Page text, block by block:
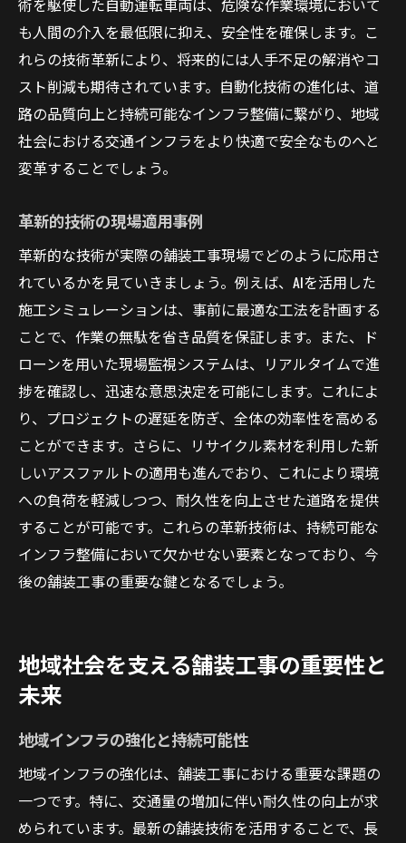
技術革新が切り開く新たな可能性
術を駆使した自動運転車両は、危険な作業環境において
も人間の介入を最低限に抑え、安全性を確保します。こ
れらの技術革新により、将来的には人手不足の解消やコ
スト削減も期待されています。自動化技術の進化は、道
路の品質向上と持続可能なインフラ整備に繋がり、地域
社会における交通インフラをより快適で安全なものへと
変革することでしょう。
革新的技術の現場適用事例
革新的な技術が実際の舗装工事現場でどのように応用さ
れているかを見ていきましょう。例えば、AIを活用した
施工シミュレーションは、事前に最適な工法を計画する
ことで、作業の無駄を省き品質を保証します。また、ド
ローンを用いた現場監視システムは、リアルタイムで進
捗を確認し、迅速な意思決定を可能にします。これによ
り、プロジェクトの遅延を防ぎ、全体の効率性を高める
ことができます。さらに、リサイクル素材を利用した新
しいアスファルトの適用も進んでおり、これにより環境
への負荷を軽減しつつ、耐久性を向上させた道路を提供
することが可能です。これらの革新技術は、持続可能な
インフラ整備において欠かせない要素となっており、今
後の舗装工事の重要な鍵となるでしょう。
地域社会を支える舗装工事の重要性と
未来
地域インフラの強化と持続可能性
地域インフラの強化は、舗装工事における重要な課題の
一つです。特に、交通量の増加に伴い耐久性の向上が求
められています。最新の舗装技術を活用することで、長